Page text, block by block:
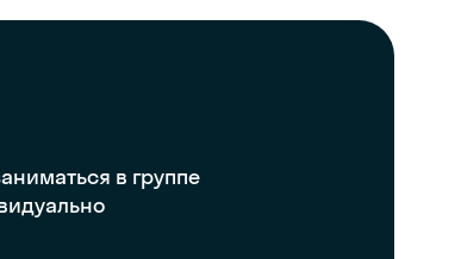
в группе